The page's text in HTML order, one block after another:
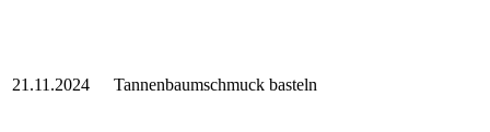
21.11.2024 Tannenbaumschmuck basteln